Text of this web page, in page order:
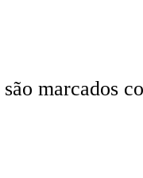
marcados